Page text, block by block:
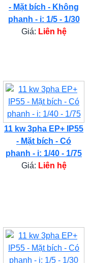
- Mặt bích - Không
phanh - i: 1/5 - 1/30
Giá: Liên hệ
11 kw 3pha EP+ IP55
- Mặt bích - Có
phanh - i: 1/40 - 1/75
Giá: Liên hệ